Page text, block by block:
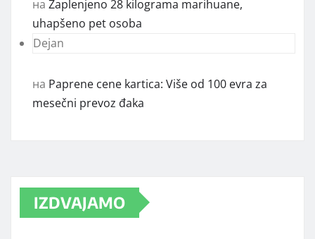
на Zaplenjeno 28 kilograma marihuane,
uhapšeno pet osoba
Dejan
на Paprene cene kartica: Više od 100 evra za
mesečni prevoz đaka
IZDVAJAMO